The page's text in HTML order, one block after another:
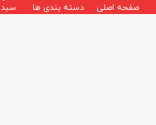
صفحه اصلی دسته بندی ها
حتما از کاور گوشی طرح